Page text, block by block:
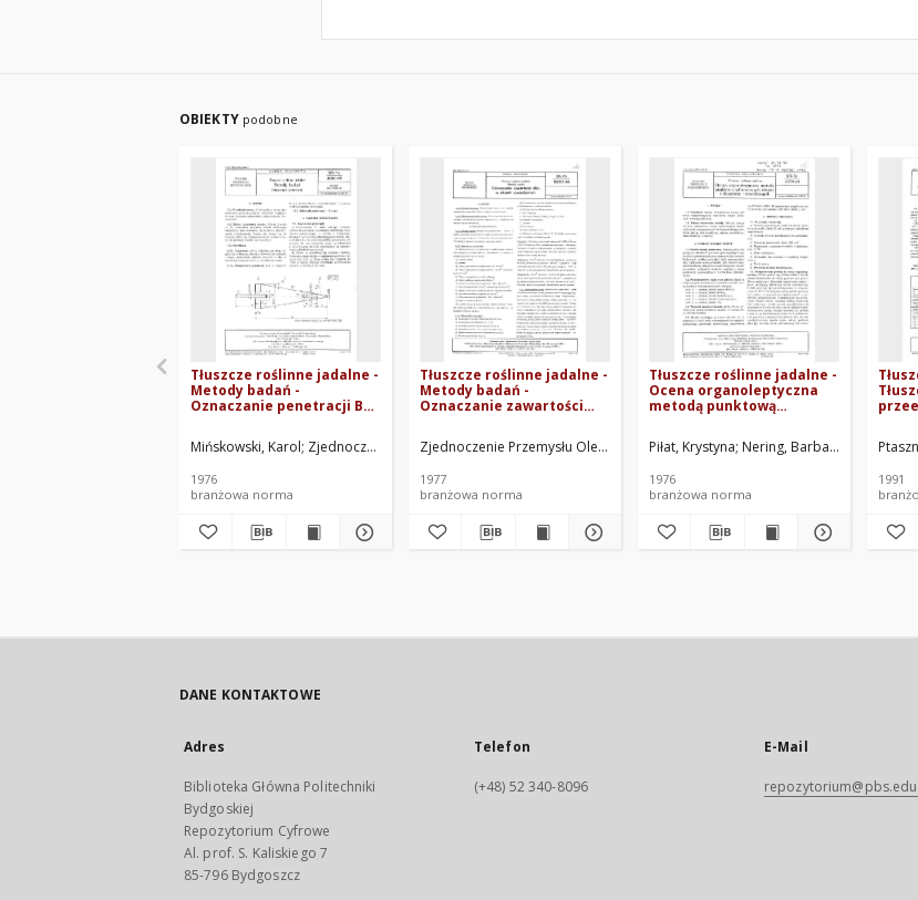
OBIEKTY podobne
Tłuszcze roślinne jadalne -
Metody badań -
Oznaczanie penetracji BN-
Mińskowski, Karol Zjednoczenie Przemysłu Olejarskiego, Warszawa. Oprac.
1976
branżowa norma
Tłuszcze roślinne jadalne -
Metody badań -
Oznaczanie zawartości
utwardzonych BN-76/8050-
26
Zjednoczenie Przemysłu Olejarskiego, Warszawa. Oprac.
1977
branżowa norma
Tłuszcze roślinne jadalne -
Ocena organoleptyczna
metodą punktową
tłuszczów utwardzonych
BN-76/8050-24
Piłat, Krystyna Nering, Barbara
1976
branżowa norma
1991
DANE KONTAKTOWE
Adres
Biblioteka Główna Politechniki
Bydgoskiej
Repozytorium Cyfrowe
Al. prof. S. Kaliskiego 7
85-796 Bydgoszcz
Telefon
(+48) 52 340-8096
E-Mail